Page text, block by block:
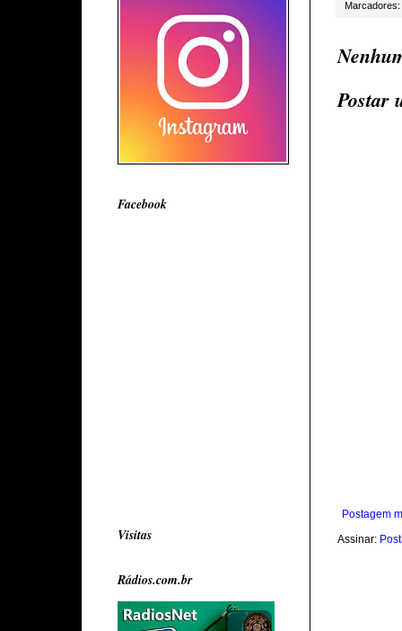
Marcadores:
Postar
Postagem
Assinar:
Facebook
Visitas
Rádios.com.br